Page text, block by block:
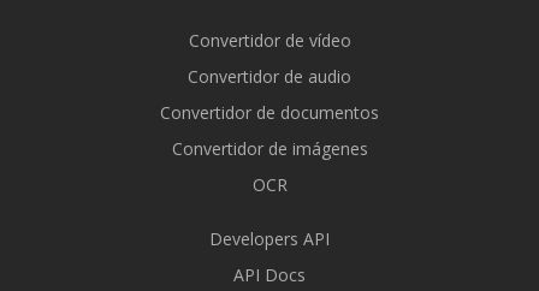
Convertidor de vídeo
Convertidor de audio
Convertidor de documentos
Convertidor de imágenes
OCR
Developers API
API Docs